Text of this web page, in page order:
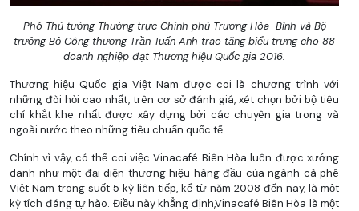
Phó Thủ tướng Thường trực Chính phủ Trương Hòa Bình và Bộ
trưởng Bộ Công thương Trần Tuấn Anh trao tặng biểu trưng cho 88
doanh nghiệp đạt Thương hiệu Quốc gia 2016.
Thương hiệu Quốc gia Việt Nam được coi là chương trình với
những đòi hỏi cao nhất, trên cơ sở đánh giá, xét chọn bởi bộ tiêu
chí khắt khe nhất được xây dựng bởi các chuyên gia trong và
ngoài nước theo những tiêu chuẩn quốc tế.
Chính vì vậy, có thể coi việc Vinacafé Biên Hòa luôn được xướng
danh như một đại diện thương hiệu hàng đầu của ngành cà phê
Việt Nam trong suốt 5 kỳ liên tiếp, kể từ năm 2008 đến nay, là một
kỳ tích đáng tự hào. Điều này khẳng định,Vinacafé Biên Hòa là một